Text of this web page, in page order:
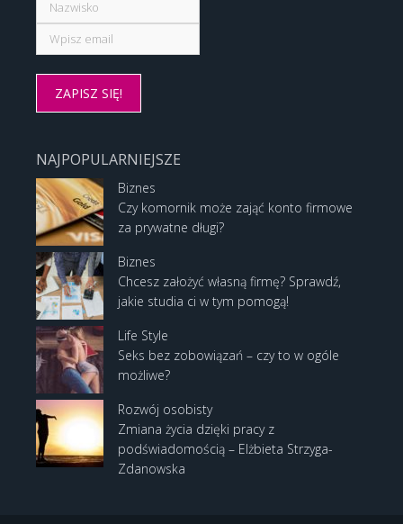
NAJPOPULARNIEJSZE
Biznes
Czy komornik może zająć konto firmowe
za prywatne długi?
Biznes
Chcesz założyć własną firmę? Sprawdź,
jakie studia ci w tym pomogą!
Life Style
Seks bez zobowiązań – czy to w ogóle
możliwe?
Rozwój osobisty
Zmiana życia dzięki pracy z
podświadomością – Elżbieta Strzyga-
Zdanowska